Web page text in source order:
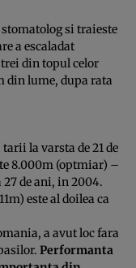
si traieste
a escaladat
din topul celor
din lume, dupa rata
la varsta de 21 de
8.000m (optmiar) –
de ani, in 2004.
este al doilea ca
a avut loc fara
Performanta